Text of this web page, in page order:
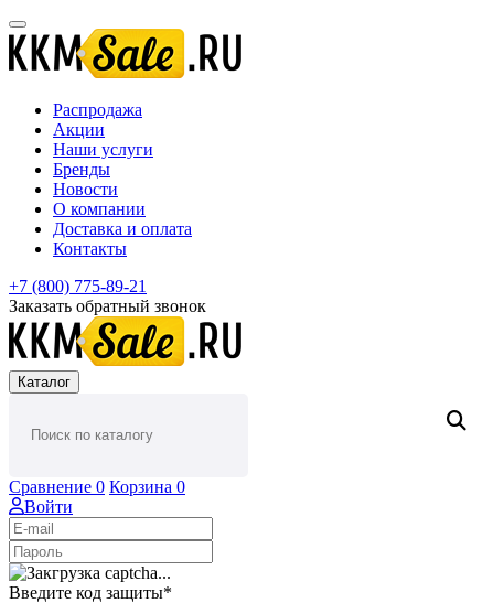
Распродажа
Акции
Наши услуги
Бренды
Новости
О компании
Доставка и оплата
Контакты
+7 (800) 775-89-21
Заказать обратный звонок
Каталог
Сравнение 0 Корзина 0
Войти
Введите код защиты*